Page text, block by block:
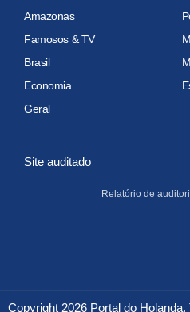
Amazonas
Famosos & TV
Brasil
Economia
Geral
Site auditado
Relatório de
Copyright 2026 Portal do